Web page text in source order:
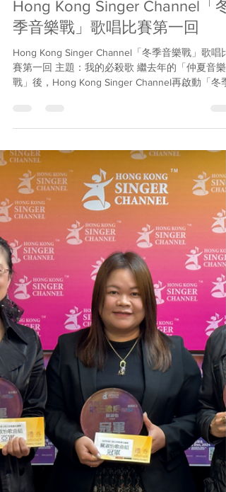
Jan 25
1 min read
Hong Kong Singer Channel「冬
Hong Kong Singer Channel「冬季音樂戰」歌唱比
戰」後，Hong Kong Singer Channel再啟動「冬季
音樂戰」，再次採用「唱歌有Take 2」賽制！第一
回比賽的主題是「我的必殺歌」，大家可以選唱一
首覺得自己唱得最好的歌，語言不限。每人先唱一
次，評判即時評分及給予意見，然後再唱，再次評
分，並按總分選定十優歌手。冠、亞、季軍將獲頒
精美獎座，冠軍可直接晉身Hong Kong Singer
Channel四月份的大型比賽！ 日期：2026年1月30
時間：7:30pm – 10:15pm 地點：Hong Kong
Channel旺角總部 報名：請WhatsApp 5703 9103
額有限，報名從速！ 註：「十優歌手」獎項數目
會因應參加人數而調節，大會將作最後決定。
#hksingerchannel #冬季音樂戰 #歌唱比賽 #十優歌